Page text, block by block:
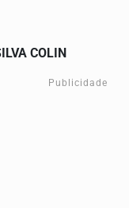
COLIN
Publicidade